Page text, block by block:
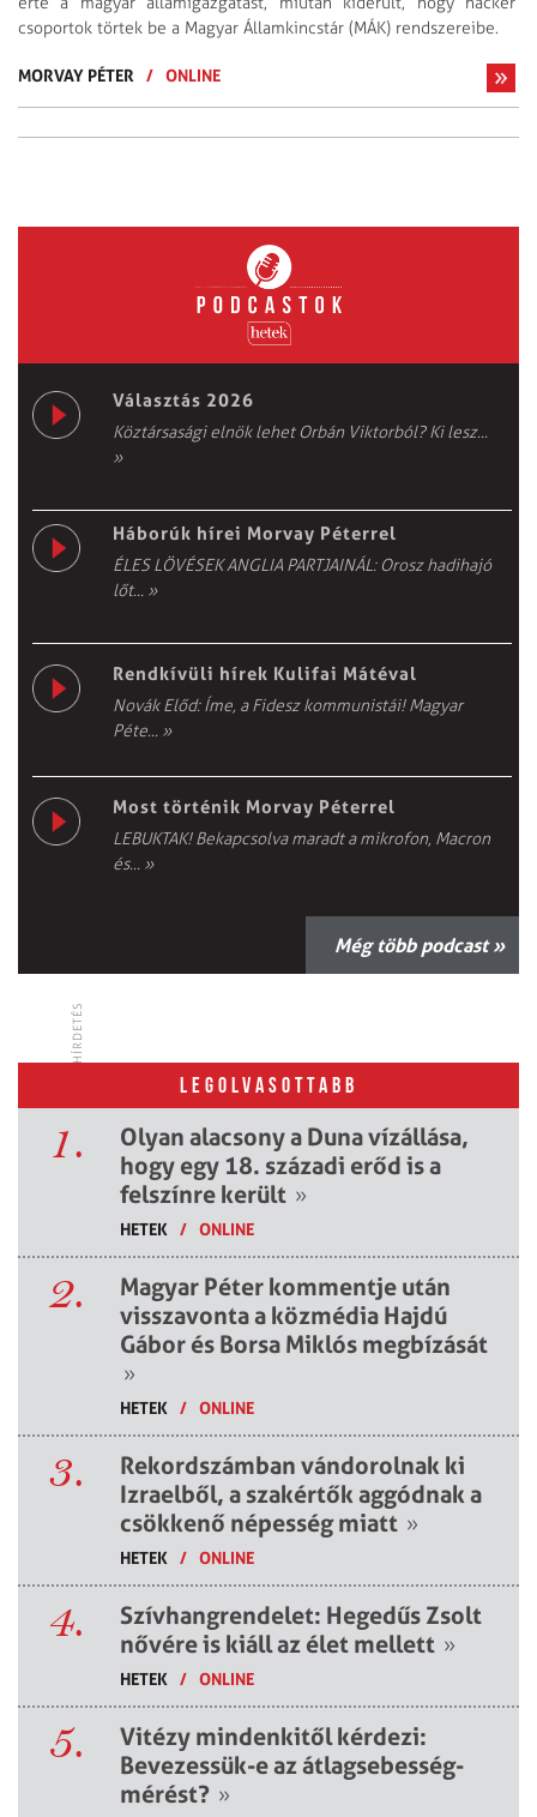
csoportok törtek be a Magyar Államkincstár (MÁK) rendszereibe.
MORVAY PÉTER / ONLINE
Választás 2026
Köztársasági elnök lehet Orbán Viktorból? Ki lesz...
»
Háborúk hírei Morvay Péterrel
ÉLES LÖVÉSEK ANGLIA PARTJAINÁL: Orosz hadihajó
lőt... »
Rendkívüli hírek Kulifai Mátéval
Novák Előd: Íme, a Fidesz kommunistái! Magyar
Péte... »
Most történik Morvay Péterrel
LEBUKTAK! Bekapcsolva maradt a mikrofon, Macron
és... »
Még több podcast »
HÍRDETÉS
LEGOLVASOTTABB
1.
Olyan alacsony a Duna vízállása,
hogy egy 18. századi erőd is a
felszínre került »
HETEK / ONLINE
2.
Magyar Péter kommentje után
visszavonta a közmédia Hajdú
Gábor és Borsa Miklós megbízását
»
HETEK / ONLINE
3.
Rekordszámban vándorolnak ki
Izraelből, a szakértők aggódnak a
csökkenő népesség miatt »
HETEK / ONLINE
4.
Szívhangrendelet: Hegedűs Zsolt
nővére is kiáll az élet mellett »
HETEK / ONLINE
5.
Vitézy mindenkitől kérdezi:
Bevezessük-e az átlagsebesség-
mérést? »